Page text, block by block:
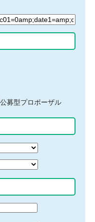
公募型プロポーザル